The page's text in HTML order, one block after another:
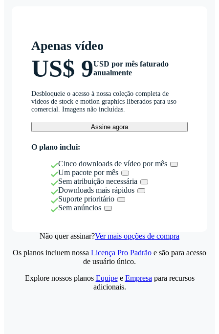
Apenas vídeo
US$ 9USD por mês faturado
anualmente
Desbloqueie o acesso à nossa coleção completa de
vídeos de stock e motion graphics liberados para uso
comercial. Imagens não incluídas.
Assine agora
O plano inclui:
Cinco downloads de vídeo por mês
Um pacote por mês
Sem atribuição necessária
Downloads mais rápidos
Suporte prioritário
Sem anúncios
Não quer assinar?Ver mais opções de compra
Os planos incluem nossa Licença Pro Padrão e são para acesso
de usuário único.
Explore nossos planos Equipee Empresa para recursos
adicionais.